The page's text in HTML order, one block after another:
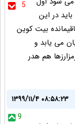
5
در این
بیت کوین
می یابد و
هم هدر
۱۳۹۹/۱۱/۴ ۰۸:۵۸:۲۳
9